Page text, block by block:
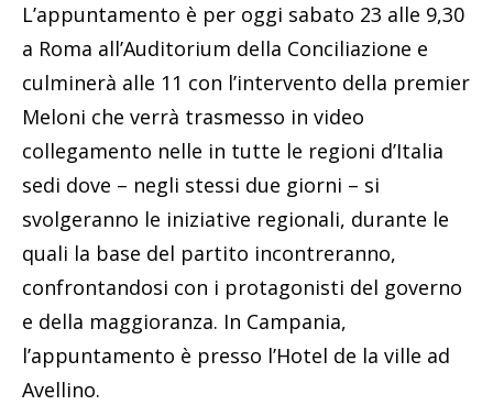
L’appuntamento è per oggi sabato 23 alle 9,30
a Roma all’Auditorium della Conciliazione e
culminerà alle 11 con l’intervento della premier
Meloni che verrà trasmesso in video
collegamento nelle in tutte le regioni d’Italia
sedi dove – negli stessi due giorni – si
svolgeranno le iniziative regionali, durante le
quali la base del partito incontreranno,
confrontandosi con i protagonisti del governo
e della maggioranza. In Campania,
l’appuntamento è presso l’Hotel de la ville ad
Avellino.